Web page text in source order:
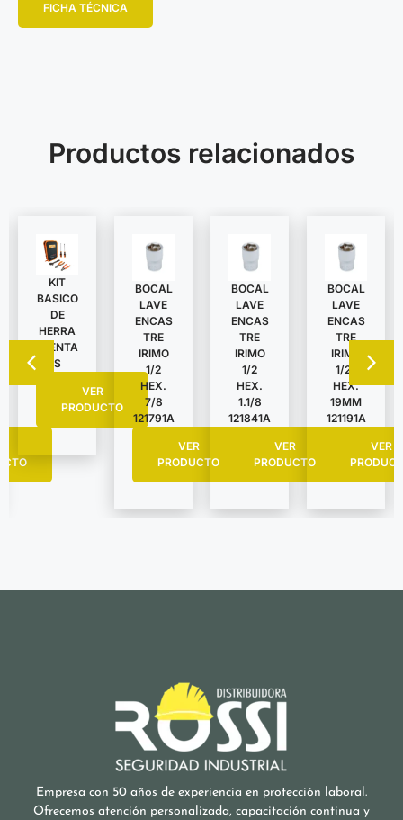
FICHA TÉCNICA
Productos relacionados
KIT
BASICO
DE
HERRA
MIENTA
S
VER
PRODUCTO
BOCAL
LAVE
ENCAS
TRE
IRIMO
1/2
HEX.
7/8
121791A
VER
PRODUCTO
BOCAL
LAVE
ENCAS
TRE
IRIMO
1/2
HEX.
1.1/8
121841A
VER
PRODUCTO
BOCAL
LAVE
ENCAS
TRE
IRIMO
1/2″
HEX.
19MM
121191A
VER
Empresa con 50 años de experiencia en protección laboral.
Ofrecemos atención personalizada, capacitación continua y